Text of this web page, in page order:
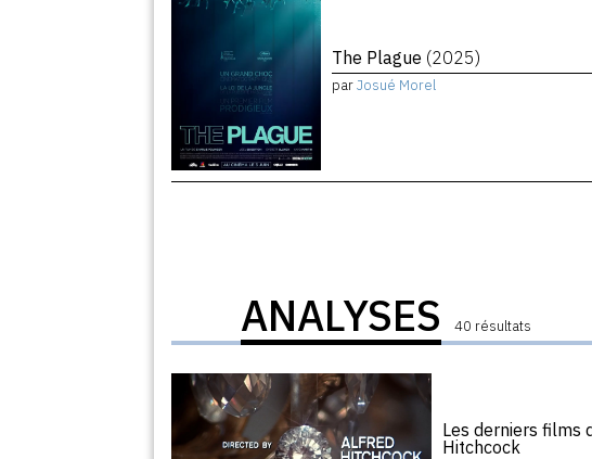
The Plague (2025)
parJosué Morel
ANALYSES 40 résultats
Les derniers films
Hitchcock